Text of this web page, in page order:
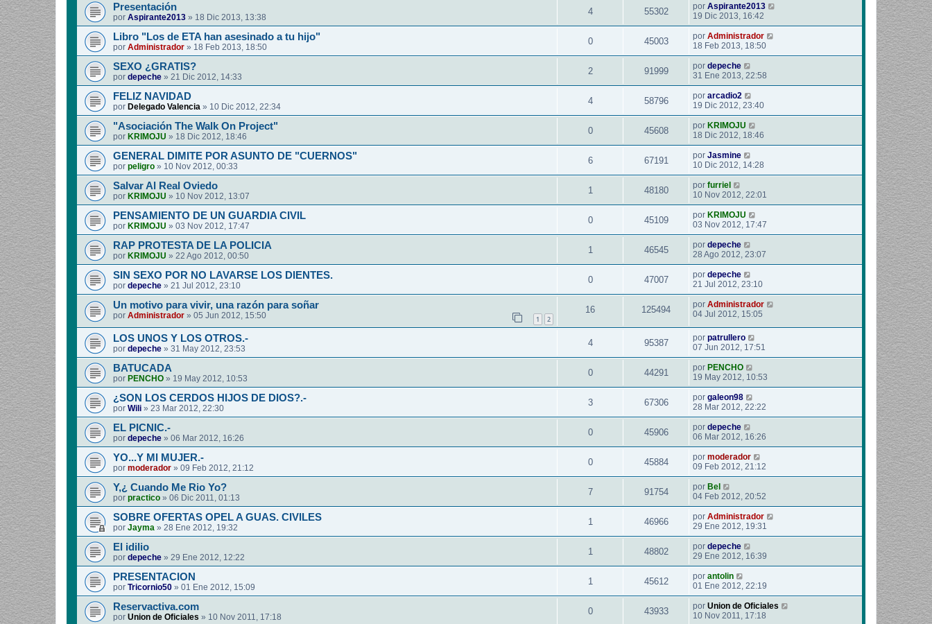
Presentación
por Aspirante2013 » 18 Dic 2013, 13:38
4 55302 por Aspirante2013
19 Dic 2013, 16:42
Libro "Los de ETA han asesinado a tu hijo"
por Administrador » 18 Feb 2013, 18:50
0 45003 por Administrador
18 Feb 2013, 18:50
SEXO ¿GRATIS?
por depeche » 21 Dic 2012, 14:33
2 91999 por depeche
31 Ene 2013, 22:58
FELIZ NAVIDAD
por Delegado Valencia » 10 Dic 2012, 22:34
4 58796 por arcadio2
19 Dic 2012, 23:40
"Asociación The Walk On Project"
por KRIMOJU » 18 Dic 2012, 18:46
0 45608 por KRIMOJU
18 Dic 2012, 18:46
GENERAL DIMITE POR ASUNTO DE "CUERNOS"
por peligro » 10 Nov 2012, 00:33
6 67191 por Jasmine
10 Dic 2012, 14:28
Salvar Al Real Oviedo
por KRIMOJU » 10 Nov 2012, 13:07
1 48180 por furriel
10 Nov 2012, 22:01
PENSAMIENTO DE UN GUARDIA CIVIL
por KRIMOJU » 03 Nov 2012, 17:47
0 45109 por KRIMOJU
03 Nov 2012, 17:47
RAP PROTESTA DE LA POLICIA
por KRIMOJU » 22 Ago 2012, 00:50
1 46545 por depeche
28 Ago 2012, 23:07
SIN SEXO POR NO LAVARSE LOS DIENTES.
por depeche » 21 Jul 2012, 23:10
0 47007 por depeche
21 Jul 2012, 23:10
Un motivo para vivir, una razón para soñar
por Administrador » 05 Jun 2012, 15:50 1 2
16 125494 por Administrador
04 Jul 2012, 15:05
LOS UNOS Y LOS OTROS.-
por depeche » 31 May 2012, 23:53
4 95387 por patrullero
07 Jun 2012, 17:51
BATUCADA
por PENCHO » 19 May 2012, 10:53
0 44291 por PENCHO
19 May 2012, 10:53
¿SON LOS CERDOS HIJOS DE DIOS?.-
por Wili » 23 Mar 2012, 22:30
3 67306 por galeon98
28 Mar 2012, 22:22
EL PICNIC.-
por depeche » 06 Mar 2012, 16:26
0 45906 por depeche
06 Mar 2012, 16:26
YO...Y MI MUJER.-
por moderador » 09 Feb 2012, 21:12
0 45884 por moderador
09 Feb 2012, 21:12
Y,¿ Cuando Me Rio Yo?
por practico » 06 Dic 2011, 01:13
7 91754 por Bel
04 Feb 2012, 20:52
SOBRE OFERTAS OPEL A GUAS. CIVILES
por Jayma » 28 Ene 2012, 19:32
1 46966 por Administrador
29 Ene 2012, 19:31
El idilio
por depeche » 29 Ene 2012, 12:22
1 48802 por depeche
29 Ene 2012, 16:39
PRESENTACION
por Tricornio50 » 01 Ene 2012, 15:09
1 45612 por antolin
01 Ene 2012, 22:19
Reservactiva.com
por Union de Oficiales » 10 Nov 2011, 17:18
0 43933 por Union de Oficiales
10 Nov 2011, 17:18